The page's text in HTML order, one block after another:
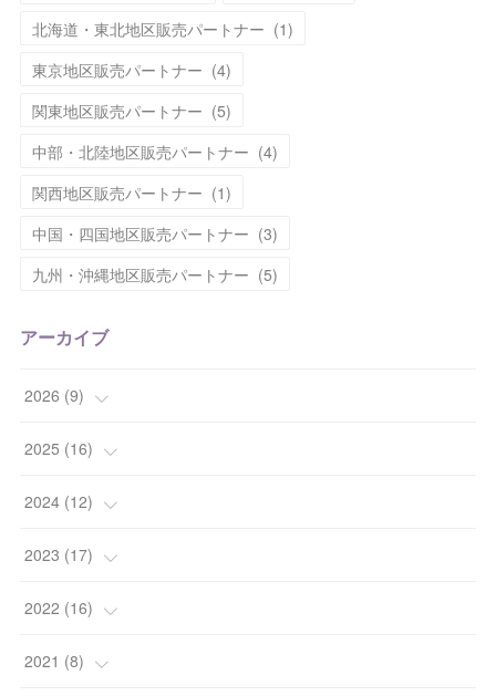
北海道・東北地区販売パートナー (1)
東京地区販売パートナー (4)
関東地区販売パートナー (5)
中部・北陸地区販売パートナー (4)
関西地区販売パートナー (1)
中国・四国地区販売パートナー (3)
九州・沖縄地区販売パートナー (5)
アーカイブ
2026 (9)
(1)
( 2)
(2)
( 2)
(2
2025 (16)
( 2)
(2)
(6)
(4
2024 (12)
(1)
(2)
(2
2023 (17)
(1)
(5
2022 (16)
(1
2021 (8)